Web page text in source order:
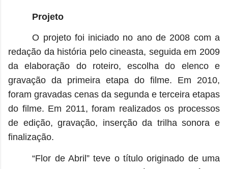
Projeto
O projeto foi iniciado no ano de 2008 com a
redação da história pelo cineasta, seguida em 2009
da elaboração do roteiro, escolha do elenco e
gravação da primeira etapa do filme. Em 2010,
foram gravadas cenas da segunda e terceira etapas
do filme. Em 2011, foram realizados os processos
de edição, gravação, inserção da trilha sonora e
finalização.
“Flor de Abril” teve o título originado de uma